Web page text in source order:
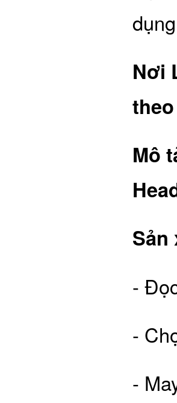
Nơi
Mô
Sản
-
-
-